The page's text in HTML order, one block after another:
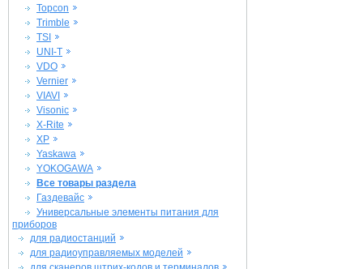
Topcon
Trimble
TSI
UNI-T
VDO
Vernier
VIAVI
Visonic
X-Rite
XP
Yaskawa
YOKOGAWA
Все товары раздела
Газдевайс
Универсальные элементы питания для
приборов
для радиостанций
для радиоуправляемых моделей